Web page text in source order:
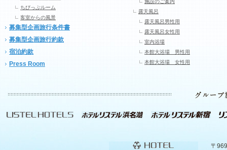
ちびっぷルーム
客室からの風景
募集型企画旅行条件書
募集型企画旅行約款
宿泊約款
Press Room
露天風呂
露天風呂男性用
露天風呂女性用
室内浴場
本館大浴場 男性用
本館大浴場 女性用
〒